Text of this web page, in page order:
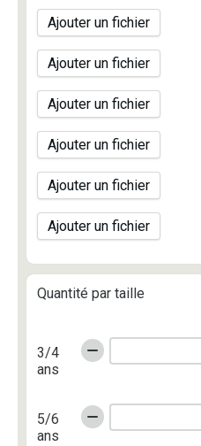
Ajouter un fichier
Ajouter un fichier
Ajouter un fichier
Ajouter un fichier
Ajouter un fichier
Ajouter un fichier
Quantité par taille
3/4
ans
5/6
ans